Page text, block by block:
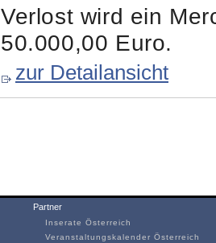
Verlost wird ein
50.000,00 Euro.
zur Detailansicht
Partner
Inserate Österreich
Veranstaltungskalender Österreich